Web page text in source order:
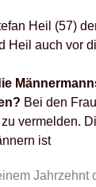
Heil (57)
Heil auch vor
Bei den
vermelden.
ist